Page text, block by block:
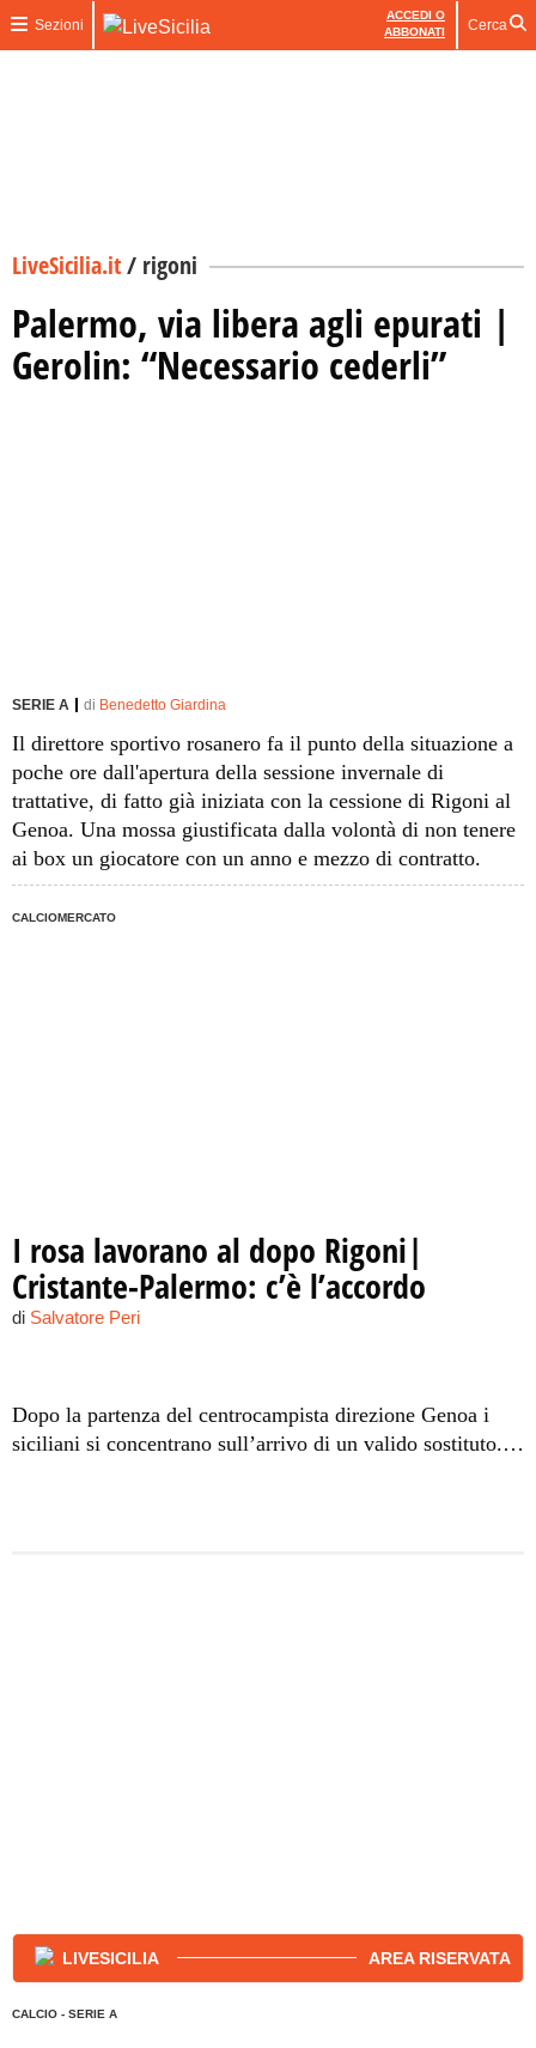
Sezioni
ACCEDI O
ABBONATI
Cerca
LiveSicilia.it/ rigoni
Palermo, via libera agli epurati |
Gerolin: “Necessario cederli”
SERIE A di Benedetto Giardina
Il direttore sportivo rosanero fa il punto della situazione a
poche ore dall'apertura della sessione invernale di
trattative, di fatto già iniziata con la cessione di Rigoni al
Genoa. Una mossa giustificata dalla volontà di non tenere
ai box un giocatore con un anno e mezzo di contratto.
CALCIOMERCATO
I rosa lavorano al dopo Rigoni|
Cristante-Palermo: c’è l’accordo
di Salvatore Peri
Dopo la partenza del centrocampista direzione Genoa i
siciliani si concentrano sull’arrivo di un valido sostituto.
AREA RISERVATA
CALCIO - SERIE A